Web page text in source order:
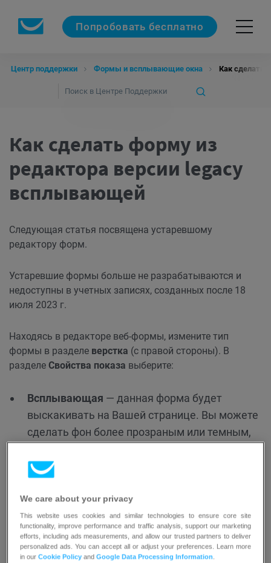
Попробовать бесплатно
Центр поддержки Формы и всплывающие окна Как сделать
Как сделать форму из
редактора версии legacy
всплывающей
Следующая статья посвящена устаревшому
редактору форм.
Устаревшие формы больше не разрабатываются и
недоступны в учетных записях, созданных после 18
июля 2023 г.
Находясь в редакторе веб-формы, измените тип
формы в разделе верстка (с правой стороны). В
разделе Свойства показа выберите:
Всплывающая — данная форма будет
выскакивать на Вашей странице. Вы можете
сделать фон более прозраным или темным,
части сайта.
Форма при прокрутке
показана контакту, когда он бдует
прокручивать Вашу страницу.
We care about your privacy
This website uses cookies and similar technologies to ensure core site
functionality, improve performance and traffic analysis, support our marketing
efforts, including ads measurements, and allow our trusted partners to deliver
personalized ads. You can accept all or adjust your preferences. Learn more
in ourCookie Policy andGoogle Data Processing Information.